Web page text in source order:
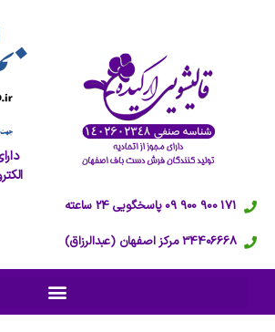
171 900 900 09 پاسخگویی 24 ساعته
34406668 مرکز اصفهان (عبدالرزاق)